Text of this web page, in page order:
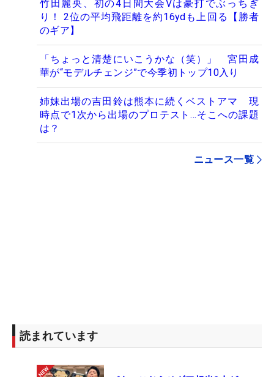
竹田麗央、初の4日間大会Vは豪打でぶっちぎ
り！ 2位の平均飛距離を約16ydも上回る【勝者
のギア】
「ちょっと清楚にいこうかな（笑）」 宮田成
華が“モデルチェンジ”で今季初トップ10入り
姉妹出場の吉田鈴は熊本に続くベストアマ 現
時点で1次から出場のプロテスト…そこへの課題
は？
ニュース一覧
読まれています